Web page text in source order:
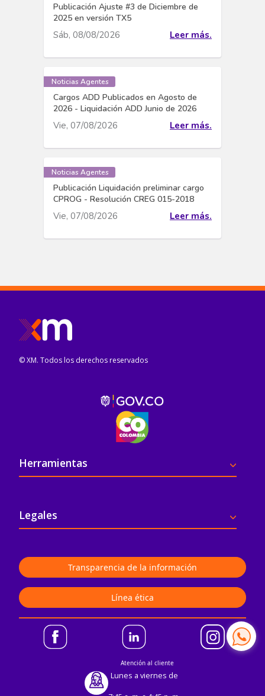
Atención al cliente
Lunes a viernes de
Publicación Ajuste #3 de Diciembre de
2025 en versión TX5
Sáb, 08/08/2026 Leer más.
Noticias Agentes
Cargos ADD Publicados en Agosto de
2026 - Liquidación ADD Junio de 2026
Vie, 07/08/2026 Leer más.
Noticias Agentes
Publicación Liquidación preliminar cargo
CPROG - Resolución CREG 015-2018
Vie, 07/08/2026 Leer más.
© XM. Todos los derechos reservados
Pie de página
Herramientas
Legales
Transparencia de la información
Línea ética